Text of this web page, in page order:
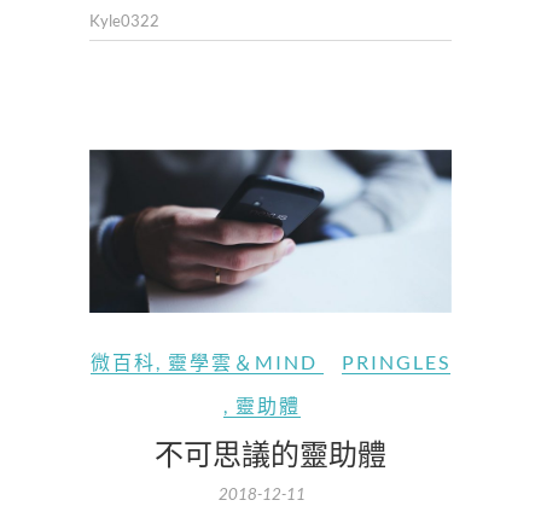
Kyle0322
微百科, 靈學雲＆MIND
PRINGLES
, 靈助體
不可思議的靈助體
2018-12-11